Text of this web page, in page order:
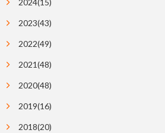
2024(15)
2023(43)
2022(49)
2021(48)
2020(48)
2019(16)
2018(20)